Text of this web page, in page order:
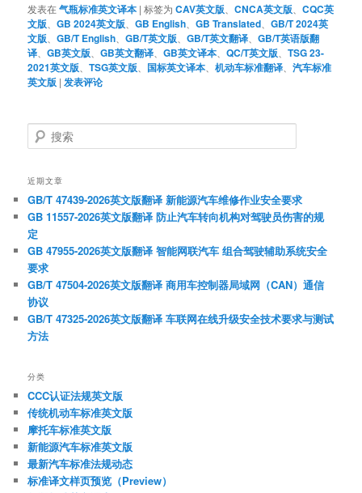
发表在气瓶标准英文译本 |标签为 CAV英文版 、CNCA英文版 、CQC英
文版 、GB 2024英文版 、GB English 、GB Translated 、GB/T 2024英
文版 、GB/T English 、GB/T英文版 、GB/T英文翻译 、GB/T英语版翻
译 、GB英文版 、GB英文翻译 、GB英文译本 、QC/T英文版 、TSG 23-
2021英文版 、TSG英文版 国标英文译本 、机动车标准翻译 、汽车标准
英文版 | 发表评论
搜
索
近期文章
GB/T 47439-2026英文版翻译 新能源汽车维修作业安全要求
GB 11557-2026英文版翻译 防止汽车转向机构对驾驶员伤害的规
定
GB 47955-2026英文版翻译 智能网联汽车 组合驾驶辅助系统安全
要求
GB/T 47504-2026英文版翻译 商用车控制器局域网（CAN）通信
协议
GB/T 47325-2026英文版翻译 车联网在线升级安全技术要求与测试
方法
分类
CCC认证法规英文版
传统机动车标准英文版
摩托车标准英文版
新能源汽车标准英文版
最新汽车标准法规动态
标准译文样页预览（Preview）